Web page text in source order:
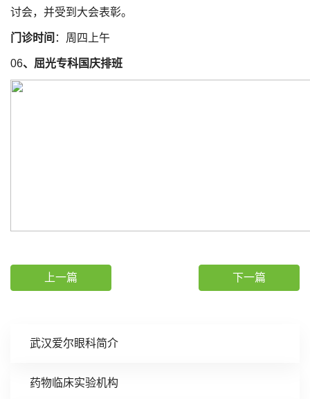
武汉爱尔眼科简介
药物临床实验机构
讨会，并受到大会表彰。
门诊时间 ：周四上午
06、屈光专科国庆排班
上一篇 下一篇